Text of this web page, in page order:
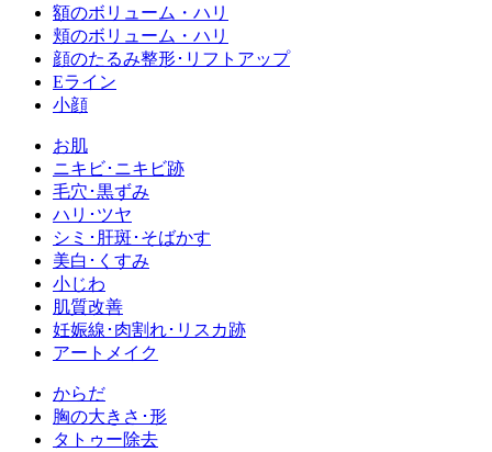
額のボリューム・ハリ
頬のボリューム・ハリ
顔のたるみ整形･リフトアップ
Eライン
小顔
お肌
ニキビ･ニキビ跡
毛穴･黒ずみ
ハリ･ツヤ
シミ･肝斑･そばかす
美白･くすみ
小じわ
肌質改善
妊娠線･肉割れ･リスカ跡
アートメイク
からだ
胸の大きさ･形
タトゥー除去